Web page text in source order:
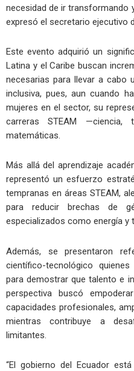
necesidad de ir transformando
expresó el secretario ejecutivo
Este evento adquirió un
Latina y el Caribe buscan
necesarias para llevar a cabo
inclusiva, pues, aun cuando
mujeres en el sector, su
carreras STEAM —ciencia,
matemáticas.
Más allá del aprendizaje
representó un esfuerzo
tempranas en áreas STEAM,
para reducir brechas de
especializados como energía y
Además, se presentaron
científico-tecnológico
para demostrar que talento e
perspectiva buscó
capacidades profesionales,
mientras contribuye a
limitantes.
“El gobierno del Ecuador